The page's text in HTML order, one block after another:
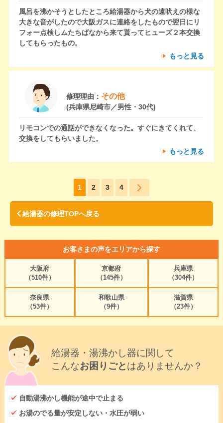
風呂を沸かそうとしたところ給湯器から犬の遠吠えの様な
大きな音がしたので大阪ガスに連絡をしたもので翌日にリ
フォー点検しムたちばなから来て貰ってヒューズ２本交換
してもらったもの。
もっと見る
修理理由： その他
(兵庫県尼崎市／男性・30代)
リモコンでの通話ができなくなった。すぐにきてくれて、
交換をしてもらいました。
もっと見る
1 2 3 4
給湯器の修理TOPへ戻る
お客さまの声をエリアから探す
大阪府
（510件）
京都府
（145件）
兵庫県
（304件）
奈良県
（53件）
和歌山県
（9件）
滋賀県
（23件）
給湯器・湯沸かし器に関して
こんなお困りごとはありませんか？
自動湯沸かし機能が途中で止まる
お湯のでる量が安定しない・水圧が弱い